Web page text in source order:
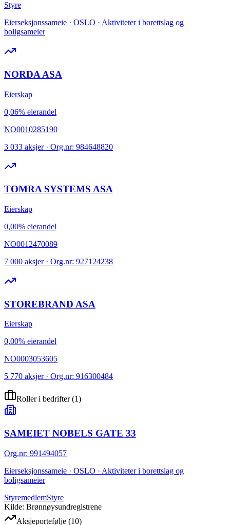
Styre
Eierseksjonssameie · OSLO · Aktiviteter i borettslag og
boligsameier
NORDA ASA
Eierskap
0,06% eierandel
NO0010285190
3 033 aksjer · Org.nr: 984648820
TOMRA SYSTEMS ASA
Eierskap
0,00% eierandel
NO0012470089
7 000 aksjer · Org.nr: 927124238
STOREBRAND ASA
Eierskap
0,00% eierandel
NO0003053605
5 770 aksjer · Org.nr: 916300484
Roller i bedrifter(1)
SAMEIET NOBELS GATE 33
Org.nr: 991494057
Eierseksjonssameie · OSLO · Aktiviteter i borettslag og
boligsameier
StyremedlemStyre
Kilde: Brønnøysundregistrene
Aksjeportefølje (10)